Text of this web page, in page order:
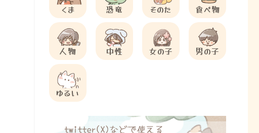
くま 恐竜 そのた 食べ物
人物 中性 女の子 男の子
ゆるい